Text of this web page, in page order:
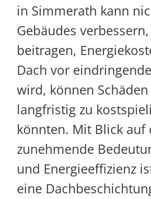
in Simmerath kann
Gebäudes
beitragen,
Dach vor
wird, können
langfristig zu
könnten. Mit Blick auf
zunehmende
und Energieeffizienz
eine